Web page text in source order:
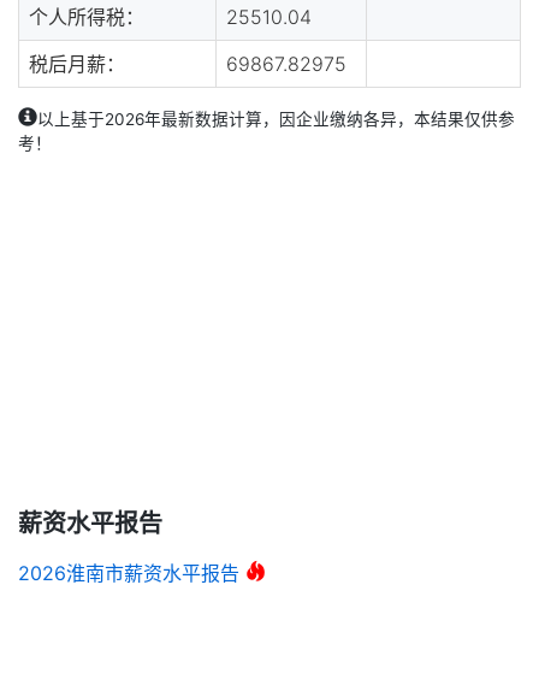
个人所得税：
25510.04
税后月薪：
69867.82975
以上基于2026年最新数据计算，因企业缴纳各异，本结果仅供参
考！
薪资水平报告
2026淮南市薪资水平报告